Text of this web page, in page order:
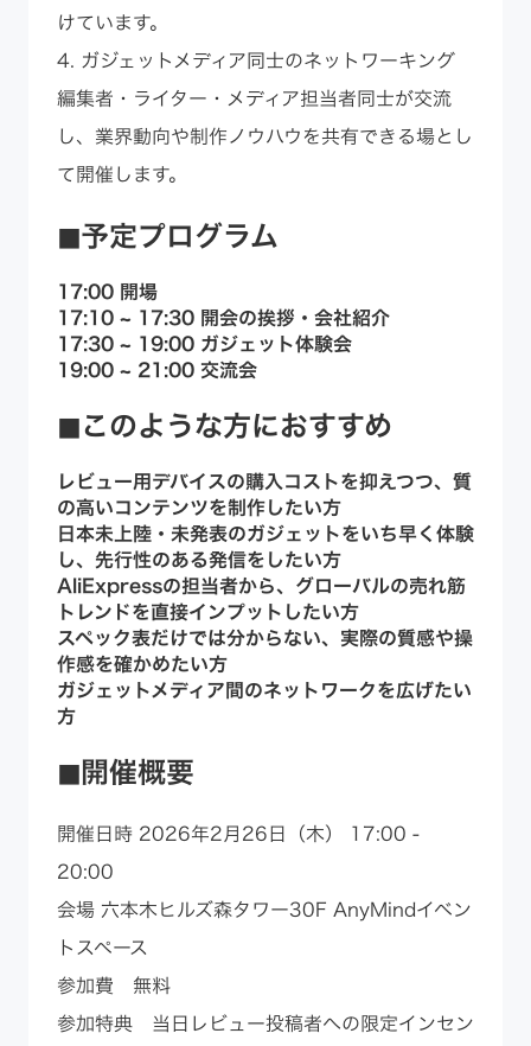
けています。
4. ガジェットメディア同士のネットワーキング
編集者・ライター・メディア担当者同士が交流
し、業界動向や制作ノウハウを共有できる場とし
て開催します。
◼︎予定プログラム
17:00 開場
17:10 ~ 17:30 開会の挨拶・会社紹介
17:30 ~ 19:00 ガジェット体験会
19:00 ~ 21:00 交流会
◼︎このような方におすすめ
レビュー用デバイスの購入コストを抑えつつ、質
の高いコンテンツを制作したい方
日本未上陸・未発表のガジェットをいち早く体験
し、先行性のある発信をしたい方
AliExpressの担当者から、グローバルの売れ筋
トレンドを直接インプットしたい方
スペック表だけでは分からない、実際の質感や操
作感を確かめたい方
ガジェットメディア間のネットワークを広げたい
方
◼︎開催概要
開催日時 2026年2月26日（木） 17:00 -
20:00
会場 六本木ヒルズ森タワー30F AnyMindイベン
トスペース
参加費 無料
参加特典 当日レビュー投稿者への限定インセン